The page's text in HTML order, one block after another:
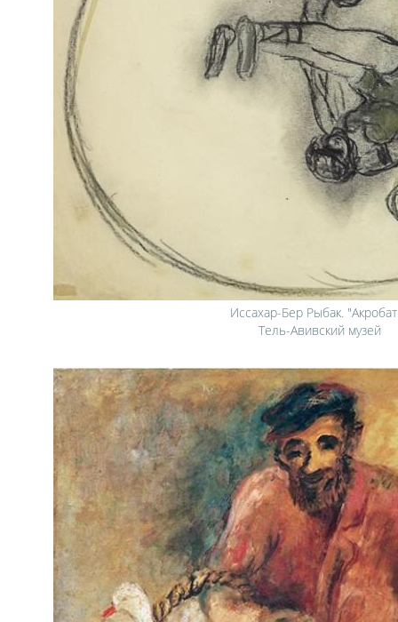
Иссахар-Бер Рыбак.
Тель-Авивский музей